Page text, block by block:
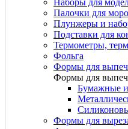
Наборы для
Палочки для
Плунжеры и
Подставки для
Термометры,
Фольга
Формы для
Формы для
Бумажные
Формы для